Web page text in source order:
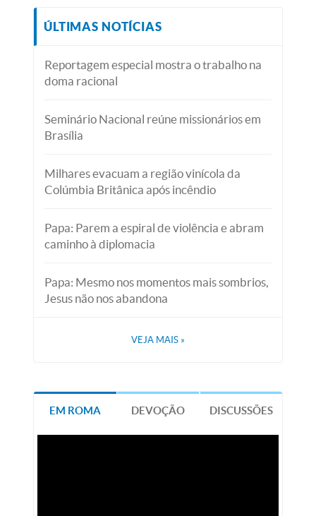
ÚLTIMAS NOTÍCIAS
Reportagem especial mostra o trabalho na
doma racional
Seminário Nacional reúne missionários em
Brasília
Milhares evacuam a região vinícola da
Colúmbia Britânica após incêndio
Papa: Parem a espiral de violência e abram
caminho à diplomacia
Papa: Mesmo nos momentos mais sombrios,
Jesus não nos abandona
VEJA MAIS »
EM ROMA DEVOÇÃO DISCUSSÕES